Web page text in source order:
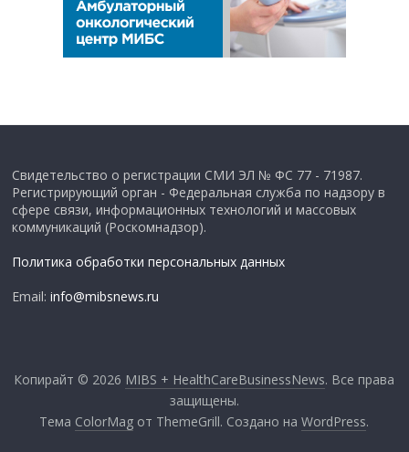
Свидетельство о регистрации СМИ ЭЛ № ФС 77 - 71987.
Регистрирующий орган - Федеральная служба по надзору в
сфере связи, информационных технологий и массовых
коммуникаций (Роскомнадзор).
Политика обработки персональных данных
Email:info@mibsnews.ru
Копирайт © 2026 MIBS + HealthCareBusinessNews. Все права
защищены.
Тема ColorMag от ThemeGrill. Создано наWordPress.